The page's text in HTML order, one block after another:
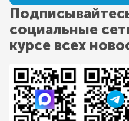
социальные
курсе всех